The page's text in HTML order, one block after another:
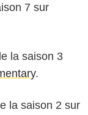
7 sur
la saison 3
.
la saison 2 sur